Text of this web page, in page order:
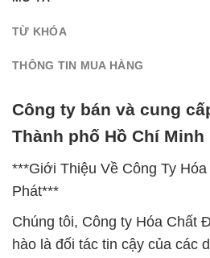
TỪ KHÓA
THÔNG TIN MUA HÀNG
Công ty bán và cung
Thành phố Hồ Chí Minh
***Giới Thiệu Về Công Ty
Phát***
Chúng tôi, Công ty Hóa Chất
hào là đối tác tin cậy của các